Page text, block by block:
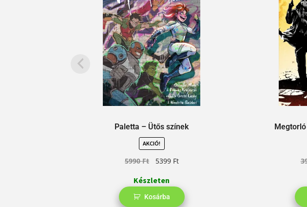
Paletta – Ütős színek
AKCIÓ!
5990Ft 5399 Ft
Készleten
Kosárba